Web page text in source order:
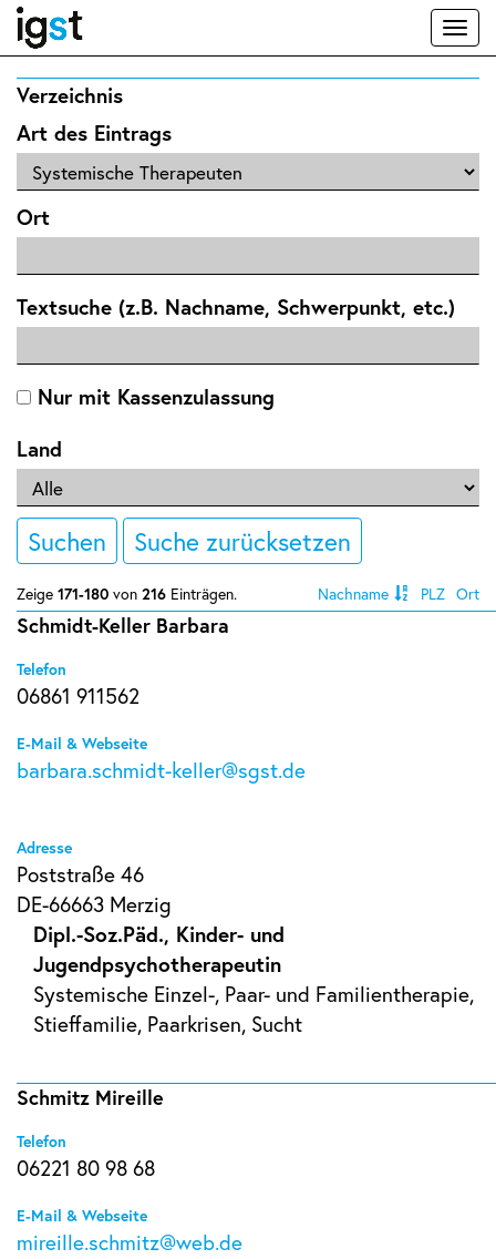
Verzeichnis
Art des Eintrags
Ort
Textsuche (z.B. Nachname, Schwerpunkt, etc.)
Nur mit Kassenzulassung
Land
Suchen Suche zurücksetzen
Ort
PLZ
Nachname
Zeige 171-180 von 216 Einträgen.
Schmidt-Keller Barbara
Telefon
06861 911562
E-Mail & Webseite
barbara.schmidt-keller@sgst.de
Adresse
Poststraße 46
DE-66663 Merzig
Dipl.-Soz.Päd., Kinder- und
Jugendpsychotherapeutin
Systemische Einzel-, Paar- und Familientherapie,
Stieffamilie, Paarkrisen, Sucht
Schmitz Mireille
Telefon
06221 80 98 68
E-Mail & Webseite
mireille.schmitz@web.de